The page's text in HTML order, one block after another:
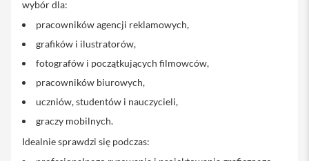
u
i
P
o
n
F
l
wybór dla:
pracowników agencji reklamowych,
grafików i ilustratorów,
fotografów i początkujących filmowców,
pracowników biurowych,
uczniów, studentów i nauczycieli,
graczy mobilnych.
Idealnie sprawdzi się podczas: